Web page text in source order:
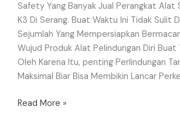
Safety Yang Banyak Jual Perangkat
K3 Di Serang. Buat Waktu Ini Tidak Sulit
Sejumlah Yang Mempersiapkan
Wujud Produk Alat Pelindungan Diri Buat
Oleh Karena Itu, penting Perlindungan
Maksimal Biar Bisa Membikin Lancar
Read More »